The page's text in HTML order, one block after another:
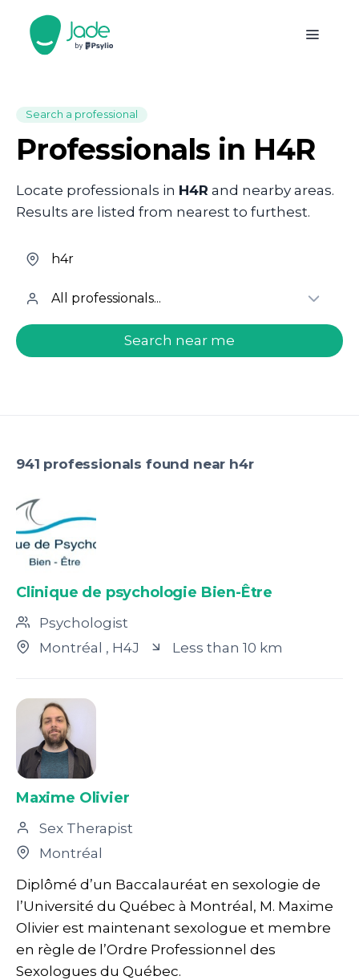
Search a professional
Professionals in H4R
Locate professionals in H4R and nearby areas.
Results are listed from nearest to furthest.
welcome.search.find.subtitle
Search near me
941 professionals found near h4r
Clinique de psychologie Bien-Être
Psychologist
Montréal , H4J Less than 10 km
Maxime Olivier
Sex Therapist
Montréal
Diplômé d’un Baccalauréat en sexologie de
l’Université du Québec à Montréal, M. Maxime
Olivier est maintenant sexologue et membre
en règle de l’Ordre Professionnel des
Sexologues du Québec.